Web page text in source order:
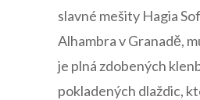
slavné mešity⁢ Hagia
Alhambra v Granadě,
je plná zdobených⁣
pokladených dlaždic,⁣